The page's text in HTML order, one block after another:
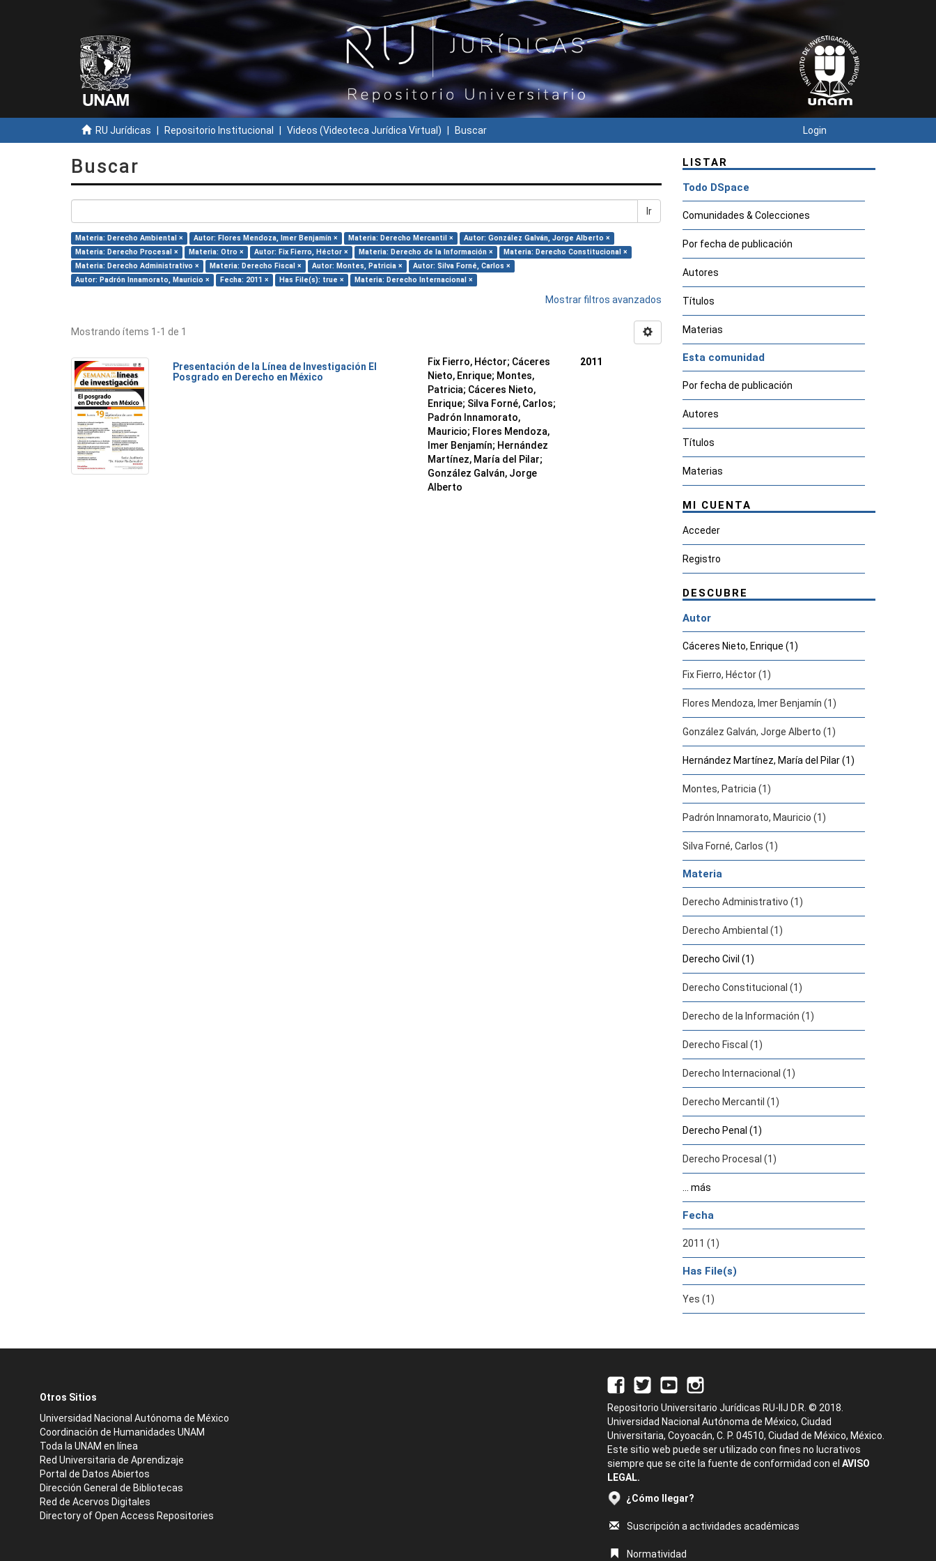
RU Jurídicas Repositorio Institucional Videos (Videoteca Jurídica Virtual) Buscar Login
Buscar
Ir
Materia: Derecho Ambiental × Autor: Flores Mendoza, Imer Benjamín × Materia: Derecho Mercantil ×
Autor: González Galván, Jorge Alberto ×
Materia: Derecho Procesal ×
Materia: Otro × Autor: Fix Fierro, Héctor × Materia: Derecho de la Información ×
Materia: Derecho Constitucional ×
Materia: Derecho Administrativo ×
Materia: Derecho Fiscal × Autor: Montes, Patricia ×
Autor: Silva Forné, Carlos ×
Autor: Padrón Innamorato, Mauricio ×
Fecha: 2011 × Has File(s): true × Materia: Derecho Internacional ×
Mostrar filtros avanzados
Mostrando ítems 1-1 de 1
Presentación de la Línea de Investigación El
Posgrado en Derecho en México
Fix Fierro, Héctor; Cáceres
Nieto, Enrique; Montes,
Patricia; Cáceres Nieto,
Enrique; Silva Forné, Carlos;
Padrón Innamorato,
Mauricio; Flores Mendoza,
Imer Benjamín; Hernández
Martínez, María del Pilar;
González Galván, Jorge
Alberto
2011
LISTAR
Todo DSpace
Comunidades & Colecciones
Por fecha de publicación
Autores
Títulos
Materias
Esta comunidad
Por fecha de publicación
Autores
Títulos
Materias
MI CUENTA
Acceder
Registro
DESCUBRE
Autor
Cáceres Nieto, Enrique (1)
Fix Fierro, Héctor (1)
Flores Mendoza, Imer Benjamín (1)
González Galván, Jorge Alberto (1)
Hernández Martínez, María del Pilar (1)
Montes, Patricia (1)
Padrón Innamorato, Mauricio (1)
Silva Forné, Carlos (1)
Materia
Derecho Administrativo (1)
Derecho Ambiental (1)
Derecho Civil (1)
Derecho Constitucional (1)
Derecho de la Información (1)
Derecho Fiscal (1)
Derecho Internacional (1)
Derecho Mercantil (1)
Derecho Penal (1)
Derecho Procesal (1)
... más
Fecha
2011 (1)
Has File(s)
Yes (1)
Otros Sitios
Universidad Nacional Autónoma de México
Coordinación de Humanidades UNAM
Toda la UNAM en línea
Red Universitaria de Aprendizaje
Portal de Datos Abiertos
Dirección General de Bibliotecas
Red de Acervos Digitales
Directory of Open Access Repositories
Repositorio Universitario Jurídicas RU-IIJ D.R. © 2018.
Universidad Nacional Autónoma de México, Ciudad
Universitaria, Coyoacán, C. P. 04510, Ciudad de México, México.
Este sitio web puede ser utilizado con fines no lucrativos
siempre que se cite la fuente de conformidad con el AVISO
LEGAL.
¿Cómo llegar?
Suscripción a actividades académicas
Normatividad